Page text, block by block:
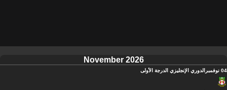
November 2026
04 نوفمبر الدوري الإنجليزي الدرجة الأولى